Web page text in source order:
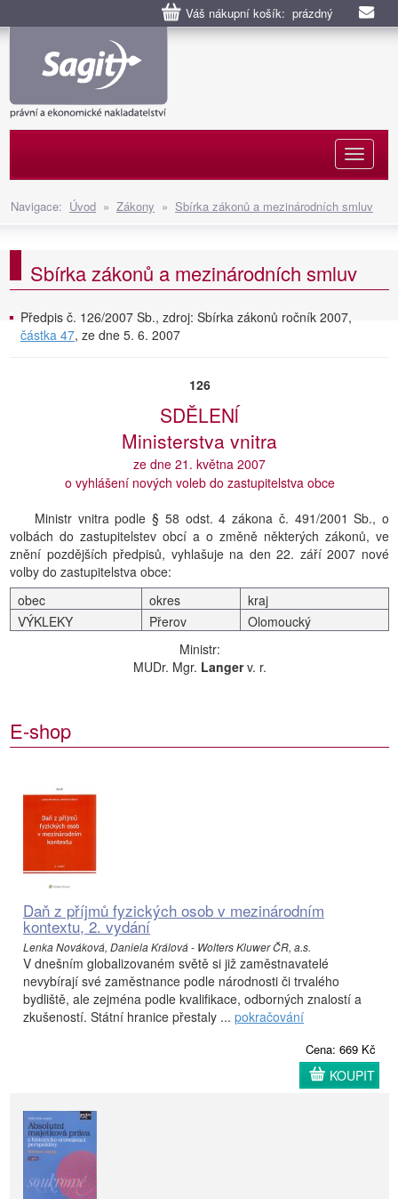
Váš nákupní košík: prázdný
Navigace: Úvod » Zákony » Sbírka zákonů a mezinárodních smluv
Sbírka zákonů a mezinárodních smluv
Předpis č. 126/2007 Sb., zdroj: Sbírka zákonů ročník 2007,
částka 47, ze dne 5. 6. 2007
126
SDĚLENĺ
Ministerstva vnitra
ze dne 21. května 2007
o vyhlášení nových voleb do zastupitelstva obce
Ministr vnitra podle § 58 odst. 4 zákona č. 491/2001 Sb., o
volbách do zastupitelstev obcí a o změně některých zákonů, ve
znění pozdějších předpisů, vyhlašuje na den 22. září 2007 nové
volby do zastupitelstva obce:
obec
okres
kraj
VÝKLEKY
Přerov
Olomoucký
Ministr:
MUDr. Mgr. Langerv. r.
E-shop
Daň z příjmů fyzických osob v mezinárodním
kontextu, 2. vydání
Lenka Nováková, Daniela Králová - Wolters Kluwer ČR, a.s.
V dnešním globalizovaném světě si již zaměstnavatelé
nevybírají své zaměstnance podle národnosti či trvalého
bydliště, ale zejména podle kvalifikace, odborných znalostí a
zkušeností. Státní hranice přestaly ... pokračování
Cena: 669 Kč
KOUPIT